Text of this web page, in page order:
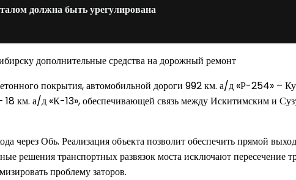
должна быть урегулирована
покрытия, автомобильной дороги 992 км. а/д «Р-254» –
км. а/д «К-13», обеспечивающей связь между Искитимским и
через Обь. Реализация объекта позволит обеспечить прямой
решения транспортных развязок моста исключают пересечение
проблему заторов.